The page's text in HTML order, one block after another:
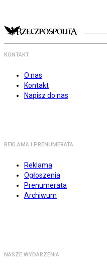
KONTAKT
O nas
Kontakt
Napisz do nas
REKLAMA I PRENUMERATA
Reklama
Ogłoszenia
Prenumerata
Archiwum
NASZE WYDARZENIA